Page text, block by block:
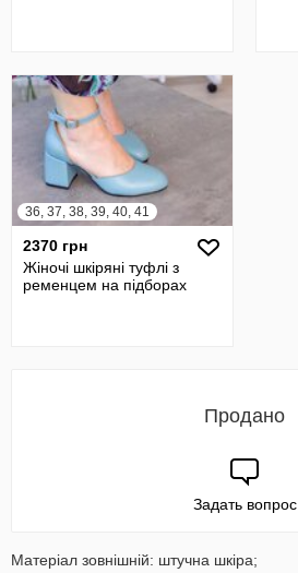
36, 37, 38, 39, 40, 41
2370 грн
Жіночі шкіряні туфлі з
ременцем на підборах
Продано
Задать вопрос
Матеріал зовнішній: штучна шкіра;